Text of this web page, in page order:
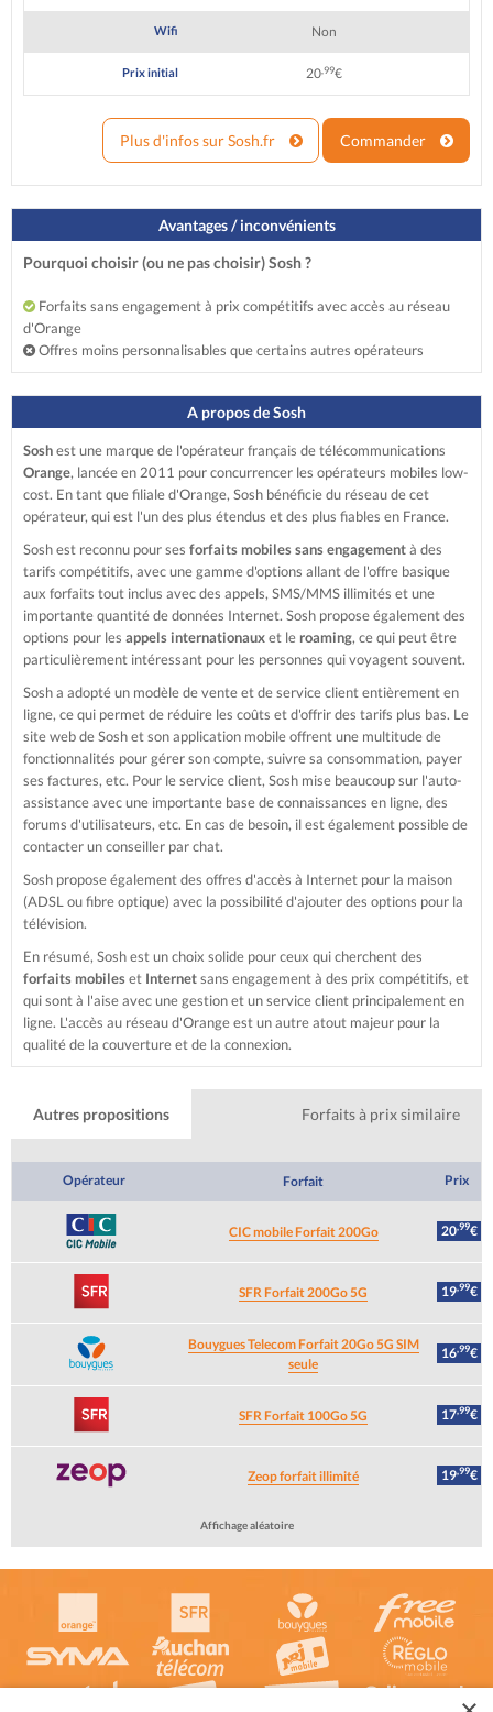
Wifi Non
Prix initial 20,99€
Plus d'infos sur Sosh.fr Commander
Avantages / inconvénients
Pourquoi choisir (ou ne pas choisir) Sosh ?
Forfaits sans engagement à prix compétitifs avec accès au réseau
d'Orange
Offres moins personnalisables que certains autres opérateurs
A propos de Sosh
Soshest une marque de l'opérateur français de télécommunications
Orange, lancée en 2011 pour concurrencer les opérateurs mobiles low-
cost. En tant que filiale d'Orange, Sosh bénéficie du réseau de cet
opérateur, qui est l'un des plus étendus et des plus fiables en France.
Sosh est reconnu pour ses forfaits mobiles sans engagementà des
tarifs compétitifs, avec une gamme d'options allant de l'offre basique
aux forfaits tout inclus avec des appels, SMS/MMS illimités et une
importante quantité de données Internet. Sosh propose également des
options pour les appels internationauxet le roaming, ce qui peut être
particulièrement intéressant pour les personnes qui voyagent souvent.
Sosh a adopté un modèle de vente et de service client entièrement en
ligne, ce qui permet de réduire les coûts et d'offrir des tarifs plus bas. Le
site web de Sosh et son application mobile offrent une multitude de
fonctionnalités pour gérer son compte, suivre sa consommation, payer
ses factures, etc. Pour le service client, Sosh mise beaucoup sur l'auto-
assistance avec une importante base de connaissances en ligne, des
forums d'utilisateurs, etc. En cas de besoin, il est également possible de
contacter un conseiller par chat.
Sosh propose également des offres d'accès à Internet pour la maison
(ADSL ou fibre optique) avec la possibilité d'ajouter des options pour la
télévision.
En résumé, Sosh est un choix solide pour ceux qui cherchent des
forfaits mobileset Internetsans engagement à des prix compétitifs, et
qui sont à l'aise avec une gestion et un service client principalement en
ligne. L'accès au réseau d'Orange est un autre atout majeur pour la
qualité de la couverture et de la connexion.
Autres propositions Forfaits à prix similaire
Opérateur Forfait Prix
CIC mobile Forfait 200Go 20,99€
SFR Forfait 200Go 5G 19,99€
Bouygues Telecom Forfait 20Go 5G SIM
seule
16,99€
SFR Forfait 100Go 5G 17,99€
Zeop forfait illimité 19,99€
Affichage aléatoire